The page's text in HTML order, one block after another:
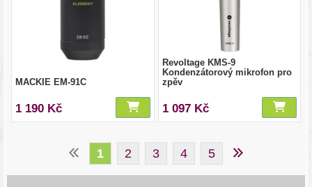
MACKIE EM-91C
1 190 Kč
Revoltage KMS-9
Kondenzátorový mikrofon pro
zpěv
1 097 Kč
1 2 3 4 5